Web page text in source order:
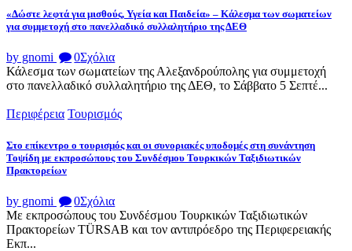
«Δώστε λεφτά για μισθούς, Υγεία και Παιδεία» – Κάλεσμα των σωματείων
για συμμετοχή στο πανελλαδικό συλλαλητήριο της ΔΕΘ
by gnomi 0Σχόλια
Κάλεσμα των σωματείων της Αλεξανδρούπολης για συμμετοχή
στο πανελλαδικό συλλαλητήριο της ΔΕΘ, το Σάββατο 5 Σεπτέ...
Περιφέρεια Τουρισμός
Στο επίκεντρο ο τουρισμός και οι συνοριακές υποδομές στη συνάντηση
Τοψίδη με εκπροσώπους του Συνδέσμου Τουρκικών Ταξιδιωτικών
Πρακτορείων
by gnomi 0Σχόλια
Με εκπροσώπους του Συνδέσμου Τουρκικών Ταξιδιωτικών
Πρακτορείων TÜRSAB και τον αντιπρόεδρο της Περιφερειακής
Εκπ...